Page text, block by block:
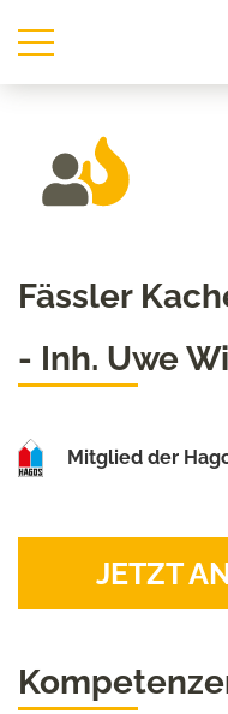
Fässler
- Inh. Uwe
Mitglied der
JETZT